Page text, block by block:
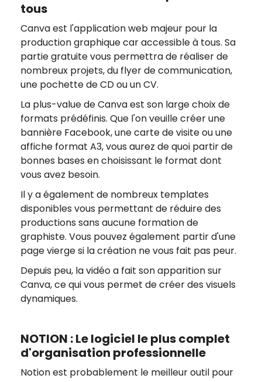
tous
Canva est l'application web majeur pour la
production graphique car accessible à tous. Sa
partie gratuite vous permettra de réaliser de
nombreux projets, du flyer de communication,
une pochette de CD ou un CV.
La plus-value de Canva est son large choix de
formats prédéfinis. Que l'on veuille créer une
bannière Facebook, une carte de visite ou une
affiche format A3, vous aurez de quoi partir de
bonnes bases en choisissant le format dont
vous avez besoin.
Il y a également de nombreux templates
disponibles vous permettant de réduire des
productions sans aucune formation de
graphiste. Vous pouvez également partir d'une
page vierge si la création ne vous fait pas peur.
Depuis peu, la vidéo a fait son apparition sur
Canva, ce qui vous permet de créer des visuels
dynamiques.
NOTION : Le logiciel le plus complet
d'organisation professionnelle
Notion est probablement le meilleur outil pour